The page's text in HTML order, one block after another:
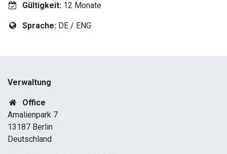
Gültigkeit:12 Monate
Sprache:DE / ENG
Verwaltung
Office
Amalienpark 7
13187 Berlin
Deutschland